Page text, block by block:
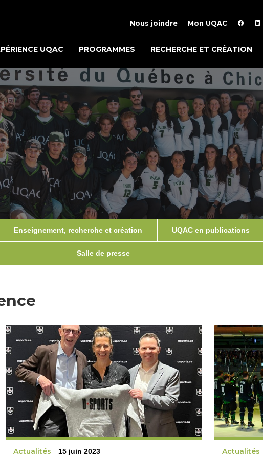
Nous joindre Mon UQAC
UQAC PROGRAMMES RECHERCHE ET CRÉATION
Enseignement, recherche et création UQAC en publications
Salle de presse
Actualités 15 juin 2023 Actualités